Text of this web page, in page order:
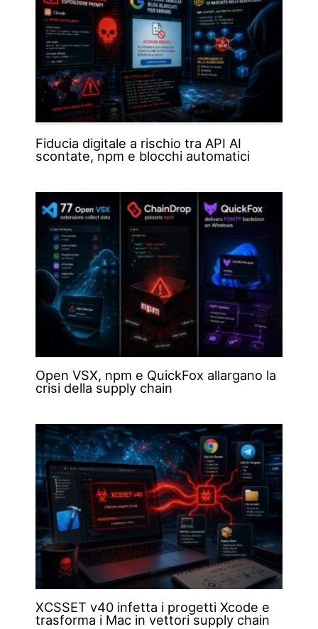
Fiducia digitale a rischio tra API AI
scontate, npm e blocchi automatici
Open VSX, npm e QuickFox allargano la
crisi della supply chain
XCSSET v40 infetta i progetti Xcode e
trasforma i Mac in vettori supply chain